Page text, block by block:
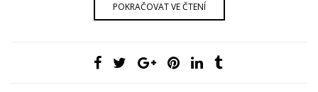
POKRAČOVAT VE ČTENÍ